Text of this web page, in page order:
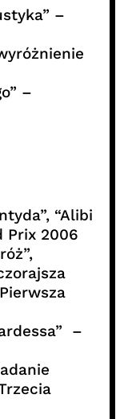
–
–
“Alibi
Prix 2006
–